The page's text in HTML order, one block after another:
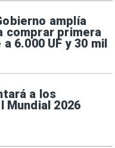
amplía
comprar primera
6.000 UF y 30 mil
a los
Mundial 2026